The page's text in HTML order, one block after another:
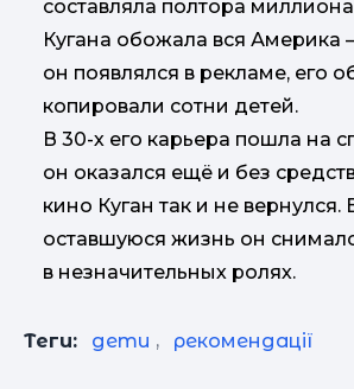
составляла полтора
Кугана обожала вся Америка
он появлялся в рекламе, его
копировали сотни детей.
В 30-х его карьера пошла на
он оказался ещё и без
кино Куган так и не вернулся.
оставшуюся жизнь он
в незначительных ролях.
Теги: дети , рекомендації